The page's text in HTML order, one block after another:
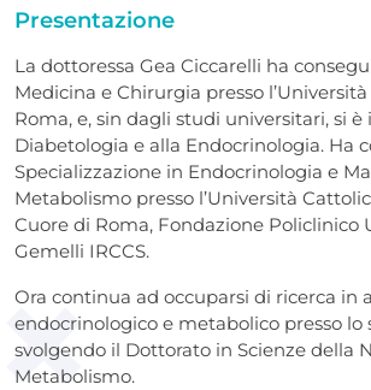
Presentazione
La dottoressa Gea Ciccarelli ha
Medicina e Chirurgia presso
Roma, e, sin dagli studi universitari, si è
Diabetologia e alla Endocrinologia. Ha
Specializzazione in Endocrinologia e
Metabolismo presso l’Università
Cuore di Roma, Fondazione Policlinico
Gemelli IRCCS.
Ora continua ad occuparsi di ricerca in
endocrinologico e metabolico presso lo
svolgendo il Dottorato in Scienze della
Metabolismo.